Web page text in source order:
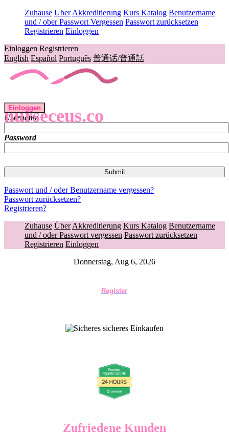
Zuhause Uber Akkreditierung Kurs Katalog Benutzername
und / ober Passwort Vergessen Passwort zurücksetzen
Registrieren Einloggen
Einloggen Registrieren
English Español Português 普通话/普通話
nurseceus.co
Einloggen
Username
Password
Passwort und / oder Benutzername vergessen?
Passwort zurücksetzen?
Registrieren?
Zuhause Über Akkreditierung Kurs Katalog Benutzername
und / oder Passwort vergessen Passwort zurücksetzen
Registrieren Einloggen
Donnerstag, Aug 6, 2026
Register
Zufriedene Kunden